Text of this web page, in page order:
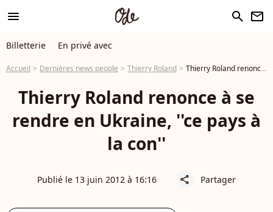
menu search newsletter
Billetterie En privé avec
Accueil Dernières news people Thierry Roland Thierry Roland renonce à se rendre en Ukraine, ''ce pays à la con''
Thierry Roland renonce à se
rendre en Ukraine, ''ce pays à
la con''
Publié le 13 juin 2012 à 16:16 share Partager